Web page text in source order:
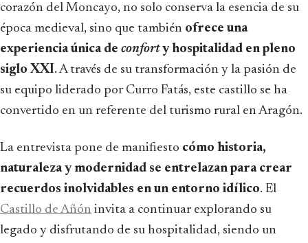
corazón del Moncayo, no solo conserva la esencia de su
época medieval, sino que también ofrece una
experiencia única de conforty hospitalidad en pleno
siglo XXI. A través de su transformación y la pasión de
su equipo liderado por Curro Fatás, este castillo se ha
convertido en un referente del turismo rural en Aragón.
La entrevista pone de manifiesto cómo historia,
naturaleza y modernidad se entrelazan para crear
recuerdos inolvidables en un entorno idílico. El
Castillo de Añón invita a continuar explorando su
legado y disfrutando de su hospitalidad, siendo un